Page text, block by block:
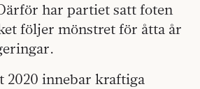
har partiet satt foten
följer mönstret för åtta år
2020 innebar kraftiga